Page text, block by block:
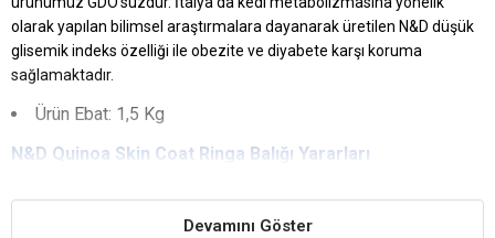
olarak yapılan bilimsel araştırmalara dayanarak üretilen N&D düşük
glisemik indeks özelliği ile obezite ve diyabete karşı koruma
sağlamaktadır.
Ürün Ebat: 1,5 Kg
N&D Quinoa Skin Coat Ringa Balığı Yararları
Sadece doğal antioksidanlarla, tokoferolden zengin ekstraktlarla
Devamını Göster